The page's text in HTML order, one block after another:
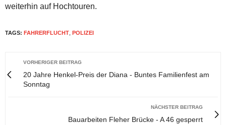
weiterhin auf Hochtouren.
TAGS: FAHRERFLUCHT POLIZEI
VORHERIGER BEITRAG
20 Jahre Henkel-Preis der Diana - Buntes Familienfest am
Sonntag
NÄCHSTER BEITRAG
Bauarbeiten Fleher Brücke - A 46 gesperrt